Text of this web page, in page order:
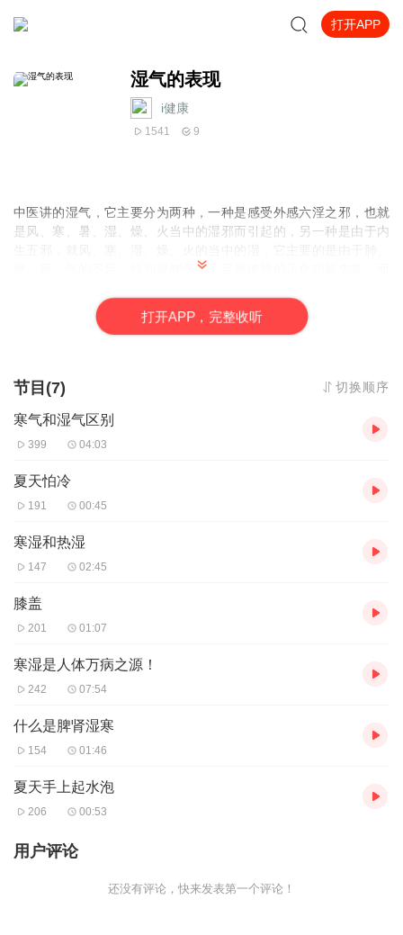
打开APP
湿气的表现
i健康
1541 9
中医讲的湿气，它主要分为两种，一种是感受外感六淫之邪，也就
是风、寒、暑、湿、燥、火当中的湿邪而引起的，另一种是由于内
脾、肾，气的不足，特别是脾气的不足致使脾的运化功能失常，而
打开APP，完整收听
节目(7) 切换顺序
寒气和湿气区别
399 04:03
夏天怕冷
191 00:45
寒湿和热湿
147 02:45
膝盖
201 01:07
寒湿是人体万病之源！
242 07:54
什么是脾肾湿寒
154 01:46
夏天手上起水泡
206 00:53
用户评论
还没有评论，快来发表第一个评论！